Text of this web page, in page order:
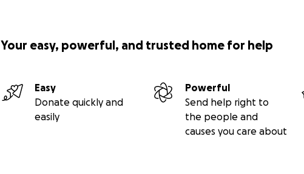
Your easy, powerful, and trusted home for help
Easy
Donate quickly and
easily
Powerful
Send help right to
the people and
causes you care about